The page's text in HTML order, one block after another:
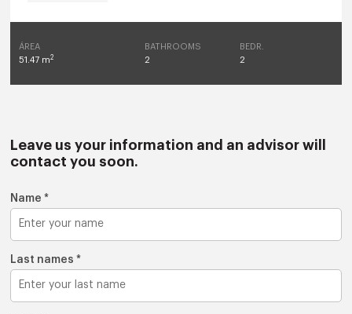
ÁREA
51.47 m2
BATHROOMS
2
BEDR.
2
Leave us your information and an advisor will
contact you soon.
Name *
Last names *